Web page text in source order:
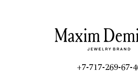
+7-717-269-67-